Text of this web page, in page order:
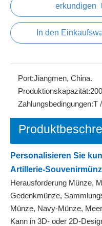
erkundigen
In den
Port:Jiangmen, China.
Produktionskapazität:
Zahlungsbedingungen:T
Personalisieren Sie
Artillerie-
Herausforderung Münze,
Gedenkmünze,
Münze, Navy-Münze,
Kann in 3D- oder 2D-